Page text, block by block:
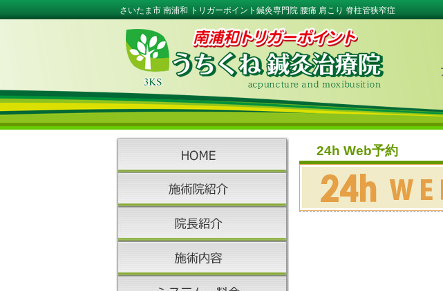
さいたま市 南浦和 トリガーポイント鍼灸専門院 腰痛 肩こり 脊柱管狭窄症
24h Web予約